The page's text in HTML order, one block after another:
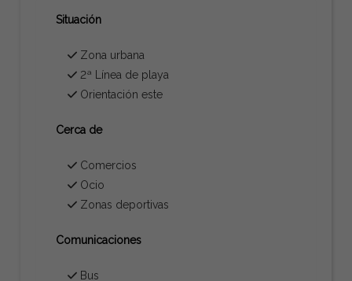
Situación
Zona urbana
2ª Línea de playa
Orientación este
Cerca de
Comercios
Ocio
Zonas deportivas
Comunicaciones
Bus